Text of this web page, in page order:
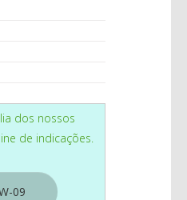
dos nossos
de indicações.
09